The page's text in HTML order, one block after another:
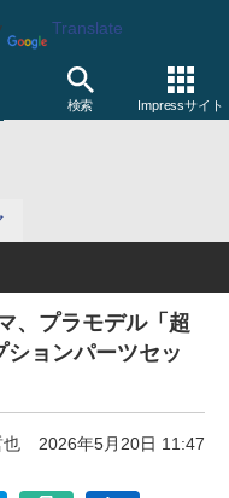
Translate
検索 Impressサイト
、プラモデル「超
ョンパーツセッ
也 2026年5月20日 11:47